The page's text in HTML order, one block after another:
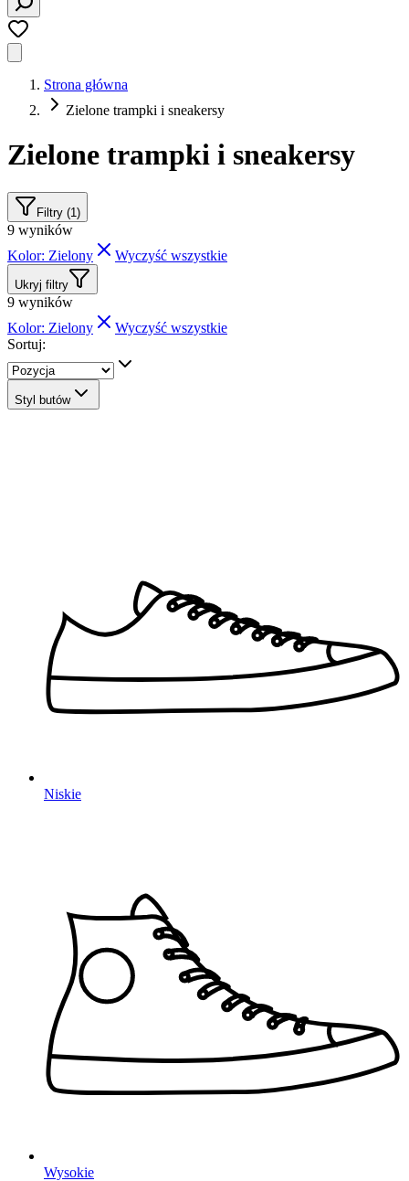
Strona główna
Zielone trampki i sneakersy
Zielone trampki i sneakersy
Filtry (1)
9 wyników
Kolor: Zielony
Wyczyść wszystkie
Ukryj filtry
9 wyników
Kolor: Zielony
Wyczyść wszystkie
Sortuj:
Styl butów
Niskie
Wysokie